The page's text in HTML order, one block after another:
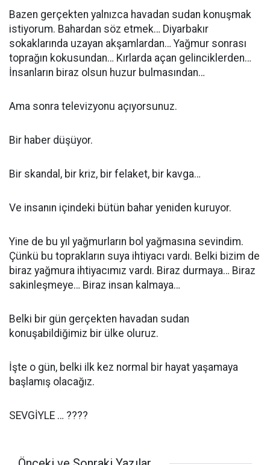
Bazen gerçekten yalnızca havadan sudan konuşmak
istiyorum. Bahardan söz etmek… Diyarbakır
sokaklarında uzayan akşamlardan… Yağmur sonrası
toprağın kokusundan… Kırlarda açan gelinciklerden…
İnsanların biraz olsun huzur bulmasından…
Ama sonra televizyonu açıyorsunuz.
Bir haber düşüyor.
Bir skandal, bir kriz, bir felaket, bir kavga…
Ve insanın içindeki bütün bahar yeniden kuruyor.
Yine de bu yıl yağmurların bol yağmasına sevindim.
Çünkü bu toprakların suya ihtiyacı vardı. Belki bizim de
biraz yağmura ihtiyacımız vardı. Biraz durmaya… Biraz
sakinleşmeye… Biraz insan kalmaya…
Belki bir gün gerçekten havadan sudan
konuşabildiğimiz bir ülke oluruz.
İşte o gün, belki ilk kez normal bir hayat yaşamaya
başlamış olacağız.
SEVGİYLE … ????